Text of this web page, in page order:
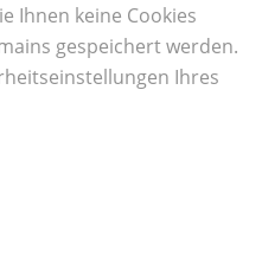
Ihnen keine Cookies
gespeichert werden.
Ihres